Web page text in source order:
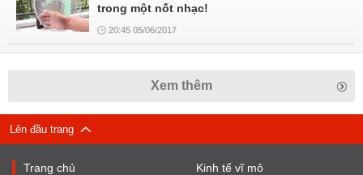
trong một nốt nhạc!
20:45 05/06/2017
Xem thêm
Lên đầu trang
Trang chủ Kinh tế vĩ mô